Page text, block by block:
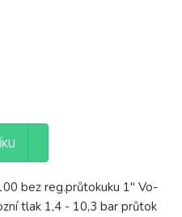
bez reg.průtokuku 1" Vo-
tlak 1,4 - 10,3 bar průtok